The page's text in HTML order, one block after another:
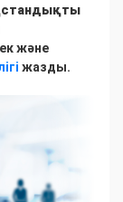
және
жазды.